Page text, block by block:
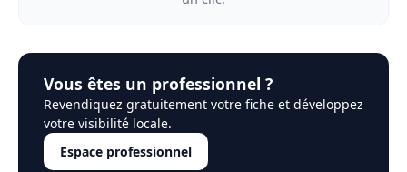
Vous êtes un professionnel ?
Revendiquez gratuitement votre fiche et développez
votre visibilité locale.
Espace professionnel